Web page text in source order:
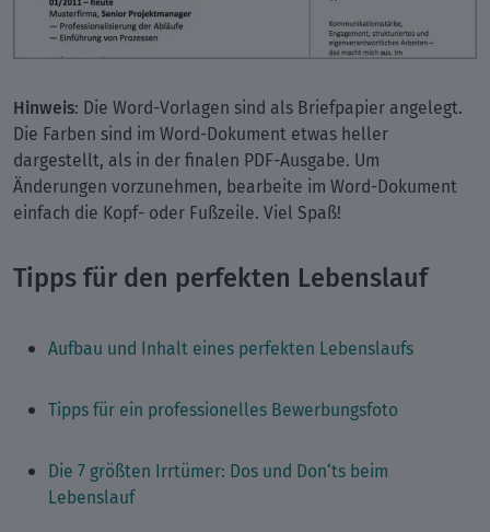
Hinweis: Die Word-Vorlagen sind als Briefpapier angelegt.
Die Farben sind im Word-Dokument etwas heller
dargestellt, als in der finalen PDF-Ausgabe. Um
Änderungen vorzunehmen, bearbeite im Word-Dokument
einfach die Kopf- oder Fußzeile. Viel Spaß!
Tipps für den perfekten Lebenslauf
Aufbau und Inhalt eines perfekten Lebenslaufs
Tipps für ein professionelles Bewerbungsfoto
Die 7 größten Irrtümer: Dos und Don‘ts beim
Lebenslauf